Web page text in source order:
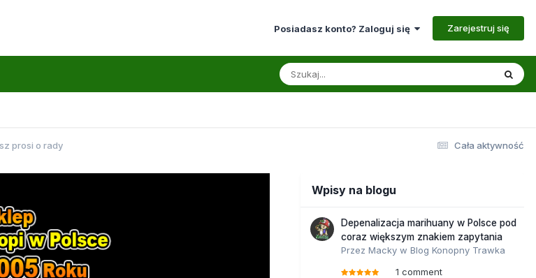
Posiadasz konto? Zaloguj się Zarejestruj się
Cała aktywność
prosi o rady
Wpisy na blogu
Depenalizacja marihuany w Polsce pod
coraz większym znakiem zapytania
Przez Macky w Blog Konopny Trawka
1 comment